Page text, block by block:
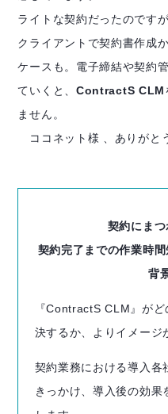
ライトな契約だったのです
クライアントで契約書作成
ケースも。電子締結や契約
ていくと、 ContractS CLM
ません。
ココネット様 、ありがと
契約にま
契約完了までの作業時
背
『ContractS CLM』が
決するか、よりイメージ
契約業務における導入各
きっかけ、導入後の効